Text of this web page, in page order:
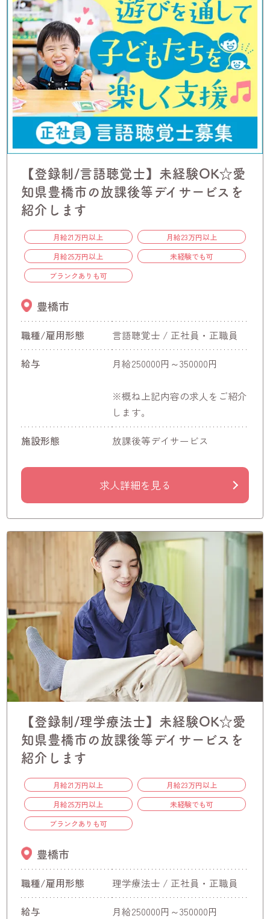
【登録制/言語聴覚士】未経験OK☆愛
知県豊橋市の放課後等デイサービスを
紹介します
月給21万円以上
月給23万円以上
月給25万円以上
未経験でも可
ブランクありも可
豊橋市
職種/雇用形態 言語聴覚士 / 正社員・正職員
給与 月給250000円～350000円
※概ね上記内容の求人をご紹介
します。
施設形態 放課後等デイサービス
求人詳細を見る
【登録制/理学療法士】未経験OK☆愛
知県豊橋市の放課後等デイサービスを
紹介します
月給21万円以上
月給23万円以上
月給25万円以上
未経験でも可
ブランクありも可
豊橋市
職種/雇用形態 理学療法士 / 正社員・正職員
給与 月給250000円～350000円